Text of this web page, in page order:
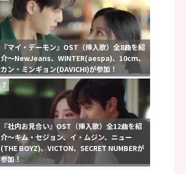
『マイ・デーモン』OST（挿入歌）全8曲を紹
介〜NewJeans、WINTER(aespa)、10cm、
カン・ミンギョン(DAVICHI)が参加！
7
『社内お見合い』OST（挿入歌）全12曲を紹
介〜キム・セジョン、イ・ムジン、ニュー
(THE BOYZ)、VICTON、SECRET NUMBERが
参加！